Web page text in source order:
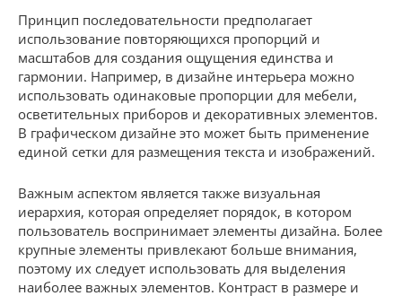
Принцип последовательности предполагает
использование повторяющихся пропорций и
масштабов для создания ощущения единства и
гармонии. Например, в дизайне интерьера можно
использовать одинаковые пропорции для мебели,
осветительных приборов и декоративных элементов.
В графическом дизайне это может быть применение
единой сетки для размещения текста и изображений.
Важным аспектом является также визуальная
иерархия, которая определяет порядок, в котором
пользователь воспринимает элементы дизайна. Более
крупные элементы привлекают больше внимания,
поэтому их следует использовать для выделения
наиболее важных элементов. Контраст в размере и